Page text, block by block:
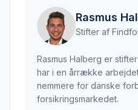
Rasmus
Stifter af
Rasmus Halberg er
har i en årrække
nemmere for danske
forsikringsmarkedet.